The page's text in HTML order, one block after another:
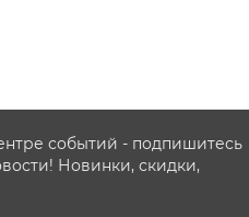
событий - подпишитесь
Новинки, скидки,